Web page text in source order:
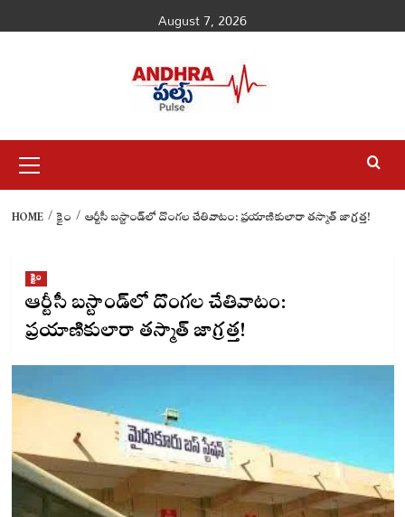
to
August 7, 2026
Menu
HOME క్రైం ఆర్టీసీ బస్టాండ్‌లో దొంగల చేతివాటం: ప్రయాణికులారా తస్మాత్ జాగ్రత్త!
క్రైం
ఆర్టీసీ బస్టాండ్‌లో దొంగల చేతివాటం:
ప్రయాణికులారా తస్మాత్ జాగ్రత్త!